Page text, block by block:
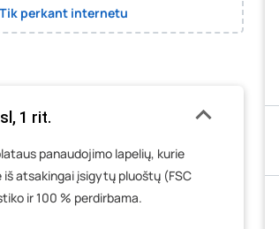
Tik perkant internetu
1 rit.
panaudojimo lapelių, kurie
atsakingai įsigytų pluoštų (FSC
ir 100 % perdirbama.